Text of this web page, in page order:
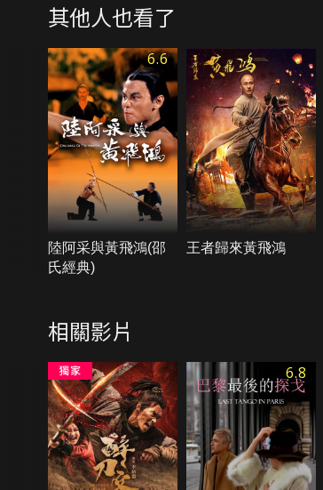
其他人也看了
6.6
陸阿采與黃飛鴻(邵
氏經典)
王者歸來黃飛鴻
相關影片
6.8